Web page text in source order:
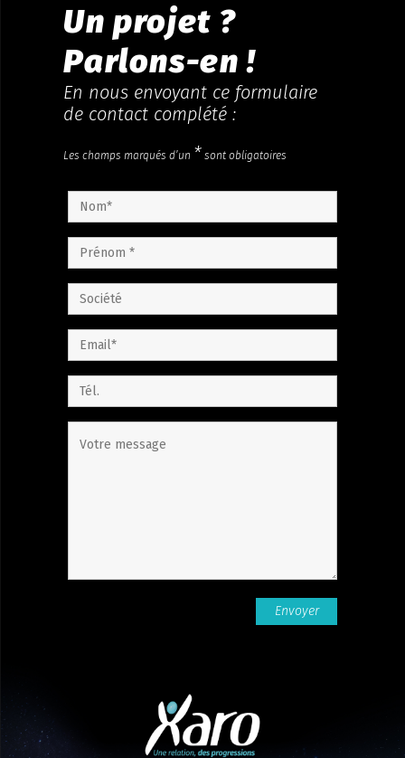
Un projet ?
Parlons-en !
En nous envoyant ce formulaire
de contact complété :
Les champs marqués d’un * sont obligatoires